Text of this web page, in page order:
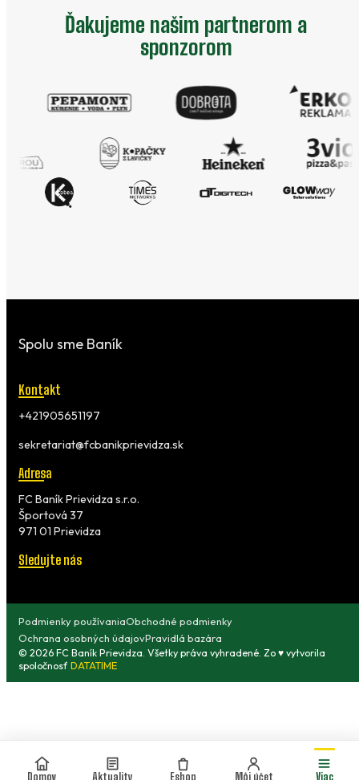
Ďakujeme našim partnerom a
sponzorom
Spolu sme Baník
Kontakt
+421905651197
sekretariat@fcbanikprievidza.sk
Adresa
FC Baník Prievidza s.r.o.
Športová 37
971 01 Prievidza
Sledujte nás
© 2026 FC Baník Prievidza. Všetky práva vyhradené. Zo ♥ vytvorila
spoločnosť DATATIME
Podmienky používaniaObchodné podmienky
Ochrana osobných údajovPravidlá bazára
Domov Aktuality Eshop Môj účet Viac